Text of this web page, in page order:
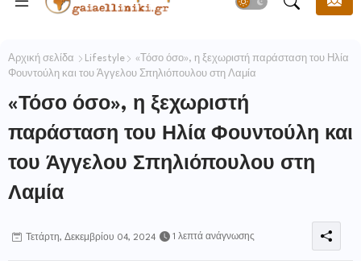
Αρχική σελίδα Lifestyle
«Τόσο όσο», η ξεχωριστή παράσταση του Ηλία
Φουντούλη και του Άγγελου Σπηλιόπουλου στη Λαμία
«Τόσο όσο», η ξεχωριστή
παράσταση του Ηλία Φουντούλη και
του Άγγελου Σπηλιόπουλου στη
Λαμία
Τετάρτη, Δεκεμβρίου 04, 2024 1 λεπτά ανάγνωσης